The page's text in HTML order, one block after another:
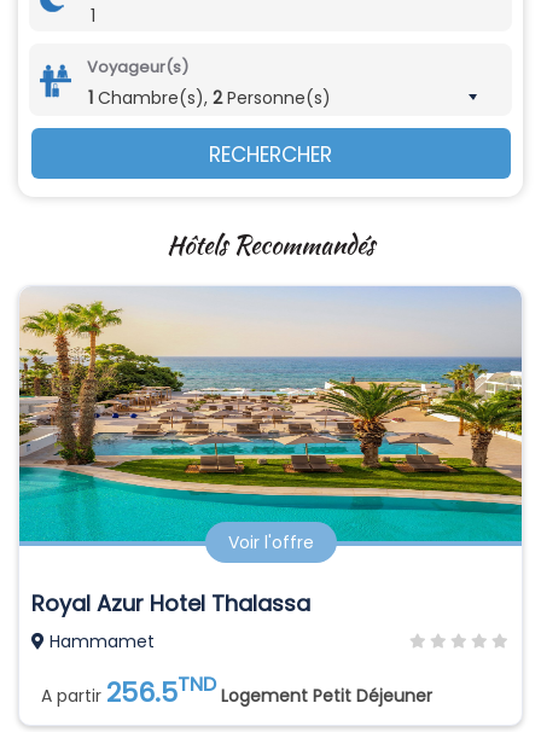
1
Voyageur(s)
1 Chambre(s), 2Personne(s)
RECHERCHER
Hôtels Recommandés
Voir l'offre
Royal Azur Hotel Thalassa
Hammamet
A partir 256.5TND Logement Petit Déjeuner